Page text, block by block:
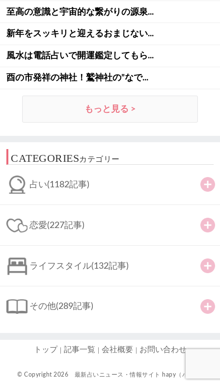
至高の意識と宇宙的な繋がりの源泉...
新年をスッキリと迎えるおまじない...
風水は電話占いで開運鑑定してもら...
酉の市発祥の神社！鷲神社の”なで...
もっと見る >
CATEGORIESカテゴリー
占い(1182記事)
恋愛(227記事)
ライフスタイル(132記事)
その他(289記事)
トップ 記事一覧 会社概要 お問い合わせ
© Copyright 2026 最新占いニュース・情報サイト hapy（ハピ）-